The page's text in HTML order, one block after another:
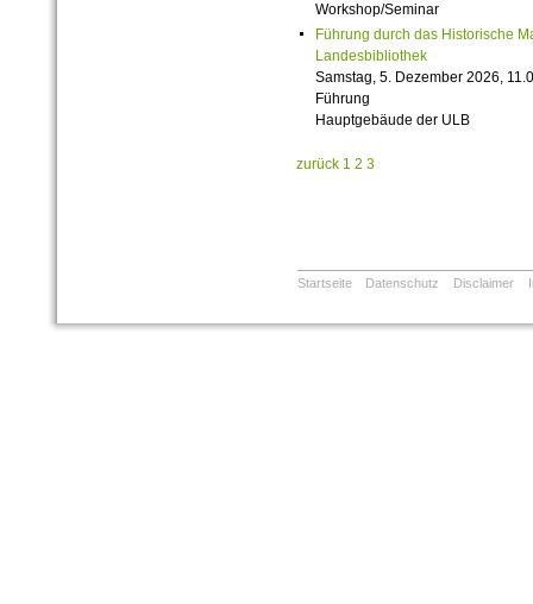
Workshop/Seminar
Führung durch das Historische
Landesbibliothek
Samstag, 5. Dezember 2026,
Führung
Hauptgebäude der ULB
zurück 1 2 3
Startseite Datenschutz Disclaimer